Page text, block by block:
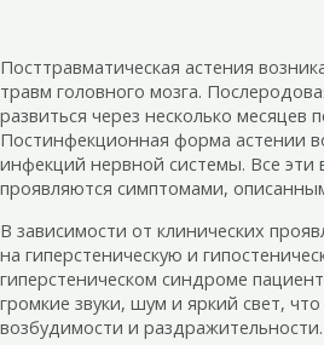
Посттравматическая астения
травм головного мозга.
развиться через несколько месяцев
Постинфекционная форма астении
инфекций нервной системы. Все эти
проявляются симптомами,
В зависимости от клинических
на гиперстеническую и
гиперстеническом синдроме
громкие звуки, шум и яркий свет,
возбудимости и